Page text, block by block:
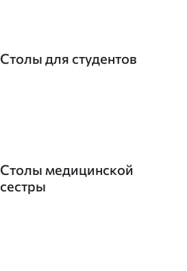
Столы для студентов
Столы медицинской
сестры